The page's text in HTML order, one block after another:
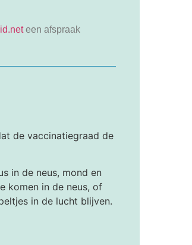
een afspraak
de vaccinatiegraad de
in de neus, mond en
komen in de neus, of
in de lucht blijven.